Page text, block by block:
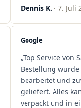
wieder!"
Dennis K. · 7. Juli
Google
„Top Service von
Bestellung wurde
bearbeitet und
geliefert. Alles
verpackt und in